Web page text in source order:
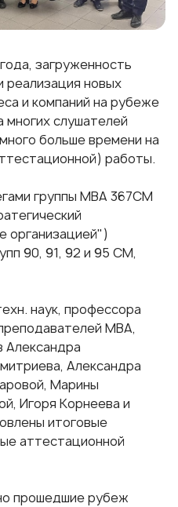
загруженность
реализация новых
и компаний на рубеже
многих слушателей
больше времени на
работы.
группы МВА 367СМ
организацией")
90, 91, 92 и 95 СМ,
наук, профессора
МВА,
Александра
Александра
Марины
Игоря Корнеева и
итоговые
аттестационной
прошедшие рубеж